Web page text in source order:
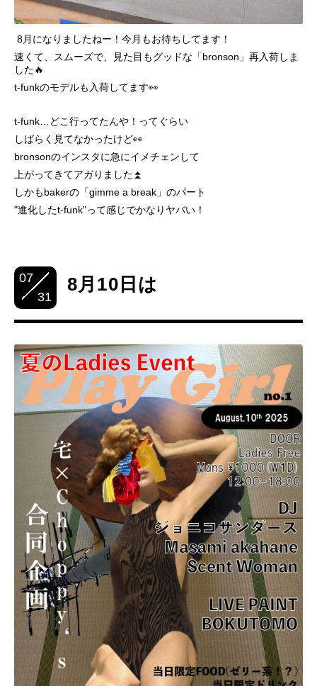
8月になりましたねー！今月もお待ちしてます！
速くて、スムーズで、見た目もグッドな「bronson」再入荷しま
した🔥
t-funkのモデルも入荷してます👀
t-funk…どこ行ってたんや！ってぐらい
しばらく見てなかったけど👀
bronsonのインスタに急にイメチェンして
上がってきてアガりました⏫
しかもbakerの「gimme a break」のパート
"進化したt-funk"って感じでかなりヤバい！
07
31
8月10日は